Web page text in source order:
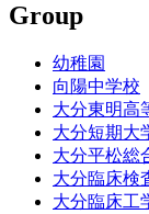
Group
幼稚園
向陽中学校
大分東明高
大分短期大
大分平松総
大分臨床検
大分臨床工